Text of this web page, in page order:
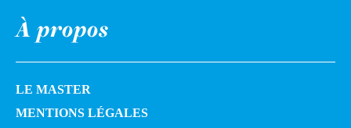
À propos
LE MASTER
MENTIONS LÉGALES